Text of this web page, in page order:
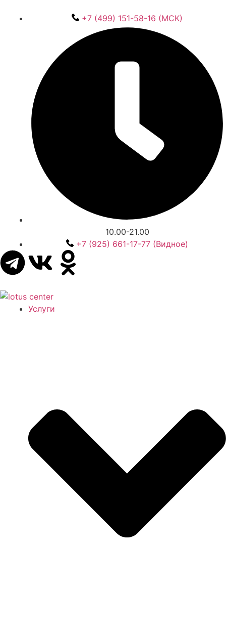
+7 (499) 151-58-16 (МСК)
10.00-21.00
+7 (925) 661-17-77 (Видное)
Услуги